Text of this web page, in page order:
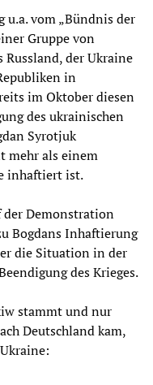
u.a. vom „Bündnis der
Gruppe von
der Ukraine
in
im Oktober diesen
des ukrainischen
Syrotjuk
mehr als einem
inhaftiert ist.
Demonstration
Bogdans Inhaftierung
die Situation in der
des Krieges.
stammt und nur
Deutschland kam,